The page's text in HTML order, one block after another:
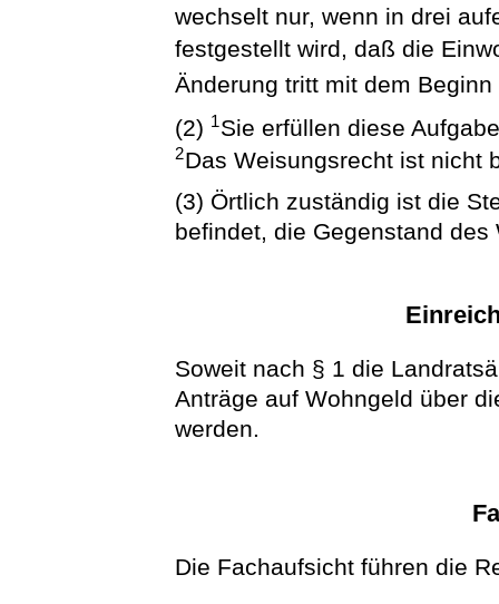
wechselt nur, wenn in drei
festgestellt wird, daß die
Änderung tritt mit dem
(2) 1Sie erfüllen diese
2Das Weisungsrecht ist nicht
(3) Örtlich zuständig ist die
befindet, die Gegenstand
Soweit nach § 1 die
Anträge auf Wohngeld über
werden.
Die Fachaufsicht führen die